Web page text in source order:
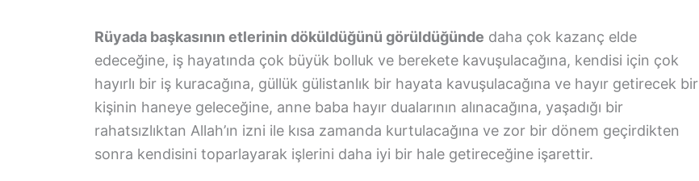
Rüyada başkasının etlerinin döküldüğünü görüldüğünde daha çok kazanç elde
edeceğine, iş hayatında çok büyük bolluk ve berekete kavuşulacağına, kendisi için çok
hayırlı bir iş kuracağına, güllük gülistanlık bir hayata kavuşulacağına ve hayır getirecek bir
kişinin haneye geleceğine, anne baba hayır dualarının alınacağına, yaşadığı bir
rahatsızlıktan Allah’ın izni ile kısa zamanda kurtulacağına ve zor bir dönem geçirdikten
sonra kendisini toparlayarak işlerini daha iyi bir hale getireceğine işarettir.